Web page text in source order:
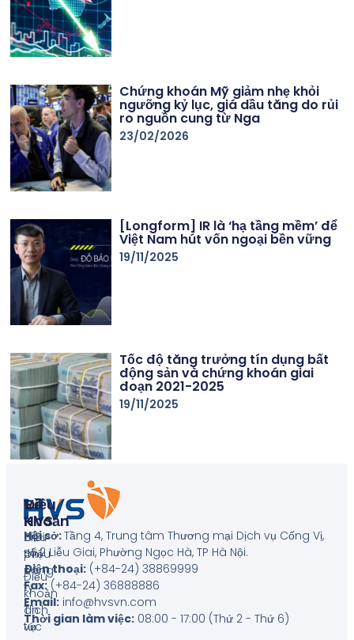
Chứng khoán Mỹ giảm nhẹ khỏi
ngưỡng kỷ lục, giá dầu tăng do rủi
ro nguồn cung từ Nga
23/02/2026
[Longform] IR là ‘hạ tầng mềm’ để
Việt Nam hút vốn ngoại bền vững
19/11/2025
Tốc độ tăng trưởng tín dụng bất
động sản và chứng khoán giai
đoạn 2021-2025
19/11/2025
Hội sở:Tầng 4, Trung tâm Thương mại Dịch vụ Cống Vị,
số 2 Liễu Giai, Phường Ngọc Hà, TP Hà Nội.
Điện thoại:(+84-24) 38869999
Fax:(+84-24) 36888886
Email:info@hvsvn.com
Thời gian làm việc:08:00 - 17:00 (Thứ 2 - Thứ 6)
Về
HVS
Giới
thiệu
công
ty
Tin
tức
Điều
Khoản
Biểu
phí
Điều
khoản
dịch
vụ